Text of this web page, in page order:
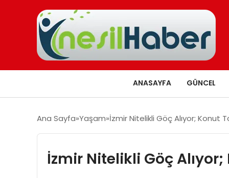
ANASAYFA GÜNCEL
Ana Sayfa Yaşam İzmir Nitelikli Göç Alıyor; Konut
İzmir Nitelikli Göç